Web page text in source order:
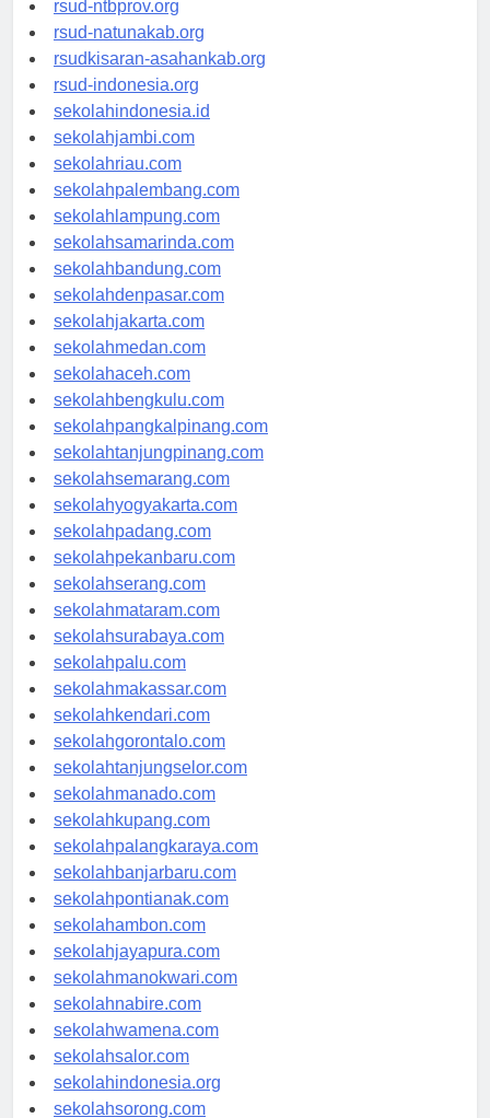
rsud-ntbprov.org
rsud-natunakab.org
rsudkisaran-asahankab.org
rsud-indonesia.org
sekolahindonesia.id
sekolahjambi.com
sekolahriau.com
sekolahpalembang.com
sekolahlampung.com
sekolahsamarinda.com
sekolahbandung.com
sekolahdenpasar.com
sekolahjakarta.com
sekolahmedan.com
sekolahaceh.com
sekolahbengkulu.com
sekolahpangkalpinang.com
sekolahtanjungpinang.com
sekolahsemarang.com
sekolahyogyakarta.com
sekolahpadang.com
sekolahpekanbaru.com
sekolahserang.com
sekolahmataram.com
sekolahsurabaya.com
sekolahpalu.com
sekolahmakassar.com
sekolahkendari.com
sekolahgorontalo.com
sekolahtanjungselor.com
sekolahmanado.com
sekolahkupang.com
sekolahpalangkaraya.com
sekolahbanjarbaru.com
sekolahpontianak.com
sekolahambon.com
sekolahjayapura.com
sekolahmanokwari.com
sekolahnabire.com
sekolahwamena.com
sekolahsalor.com
sekolahindonesia.org